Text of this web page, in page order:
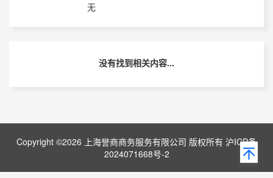
无
没有找到相关内容...
Copyright ©2026 上海誉商商务服务有限公司 版权所有 沪ICP备
2024071668号-2